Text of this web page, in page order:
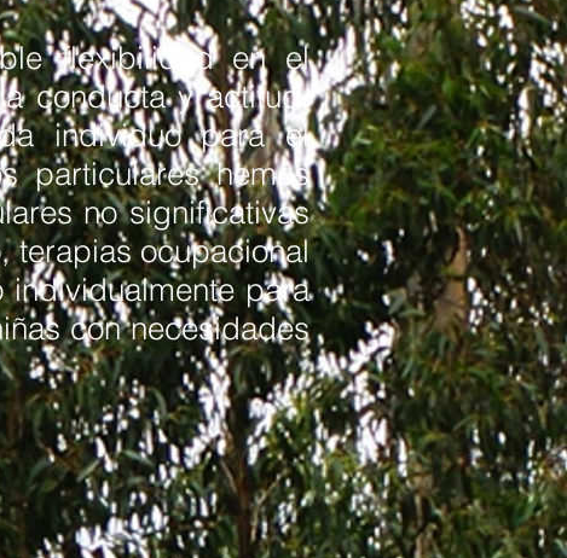
flexibilidad en el
conducta y actitud,
individuo para el
particulares hemos
no significativas
terapias ocupacional
para
con necesidades